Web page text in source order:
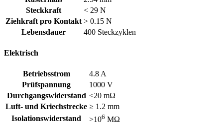
Steckkraft
< 29 N
Ziehkraft pro Kontakt > 0.15 N
Lebensdauer
400 Steckzyklen
Elektrisch
Betriebsstrom
4.8 A
Prüfspannung
1000 V
Durchgangswiderstand <20 mΩ
Luft- und Kriechstrecke ≥ 1.2 mm
Isolationswiderstand
>106 MΩ